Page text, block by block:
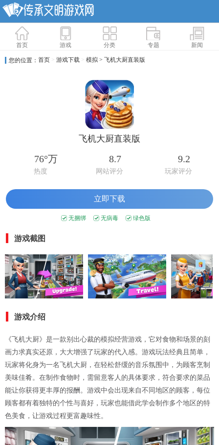
首页 游戏 分类 专题 新闻
您的位置： 首页 > 游戏下载 > 模拟 > 飞机大厨直装版
飞机大厨直装版
76°万
热度
8.7
网站评分
9.2
玩家评分
立即下载
无捆绑 无病毒 绿色版
游戏截图
游戏介绍
《飞机大厨》是一款别出心裁的模拟经营游戏，它对食物和场景的刻
画力求真实还原，大大增强了玩家的代入感。游戏玩法经典且简单，
玩家将化身为一名飞机大厨，在轻松舒缓的音乐氛围中，为顾客烹制
美味佳肴。在制作食物时，需留意客人的具体要求，符合要求的菜品
能让你获得更丰厚的报酬。游戏中会出现来自不同地区的顾客，每位
顾客都有着独特的个性与喜好，玩家也能借此学会制作多个地区的特
色美食，让游戏过程更富趣味性。